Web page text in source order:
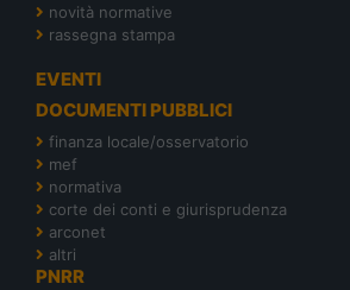
novità normative
rassegna stampa
EVENTI
DOCUMENTI PUBBLICI
finanza locale/osservatorio
mef
normativa
corte dei conti e giurisprudenza
arconet
altri
PNRR